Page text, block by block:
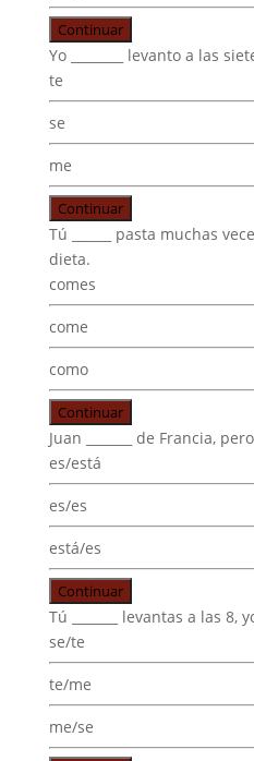
Continuar
Yo ________ levanto a las
te
se
me
Continuar
Tú ______ pasta muchas
dieta.
comes
come
como
Continuar
Juan _______ de Francia,
es/está
es/es
está/es
Continuar
Tú _______ levantas a las 8,
se/te
te/me
me/se